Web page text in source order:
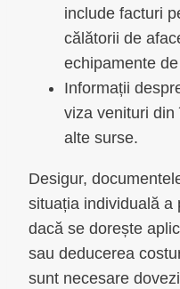
include facturi
călătorii de
echipamente
Informații
viza venituri
alte surse.
Desigur,
situația individuală a
dacă se dorește
sau deducerea
sunt necesare